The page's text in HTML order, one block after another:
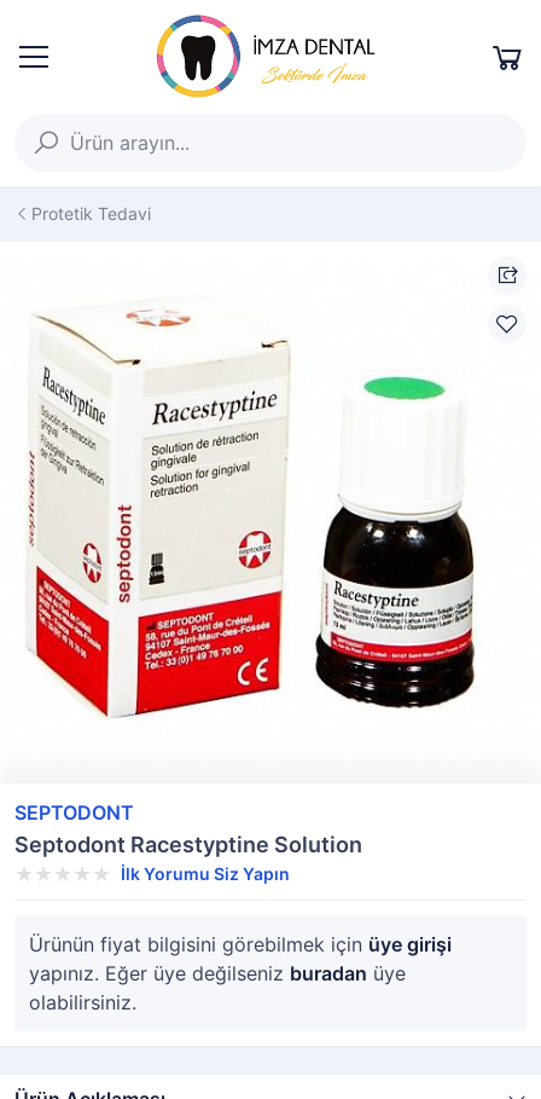
Protetik Tedavi
SEPTODONT
Septodont Racestyptine Solution
İlk Yorumu Siz Yapın
Ürünün fiyat bilgisini görebilmek için üye girişi
yapınız. Eğer üye değilseniz buradan üye
olabilirsiniz.